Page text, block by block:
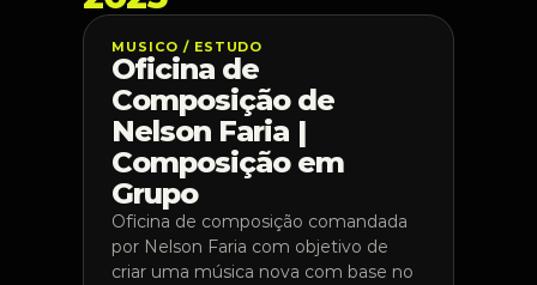
MUSICO / ESTUDO
Oficina de
Composição de
Nelson Faria |
Composição em
Grupo
Oficina de composição comandada
por Nelson Faria com objetivo de
criar uma música nova com base no